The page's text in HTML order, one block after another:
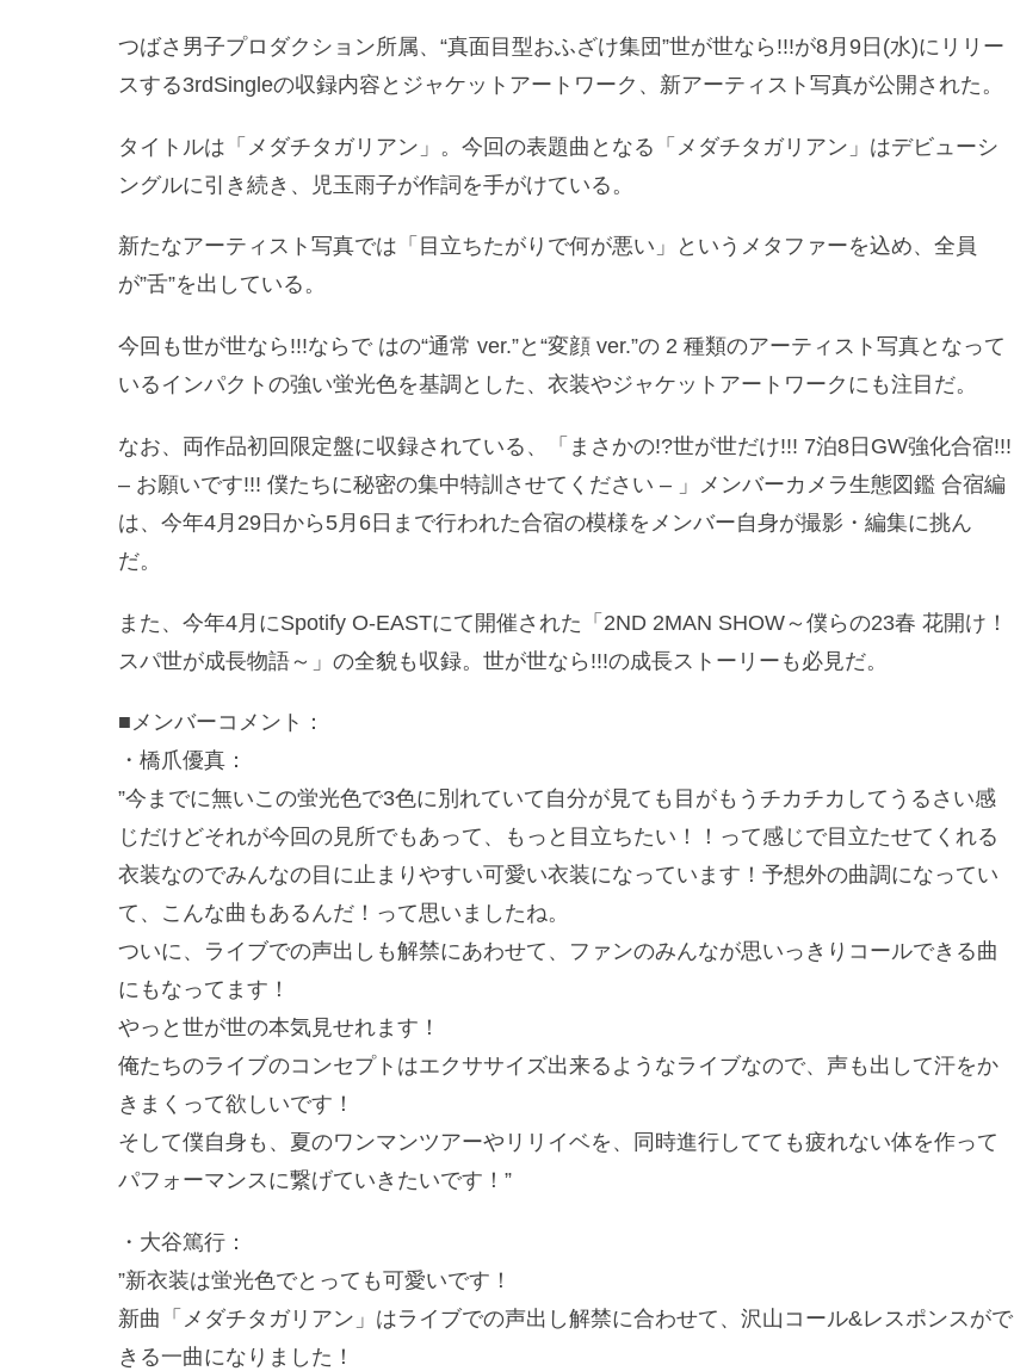
つばさ男子プロダクション所属、“真面目型おふざけ集団”世が世なら!!!が8月9日(水)にリリー
スする3rdSingleの収録内容とジャケットアートワーク、新アーティスト写真が公開された。
タイトルは「メダチタガリアン」。今回の表題曲となる「メダチタガリアン」はデビューシ
ングルに引き続き、児玉雨子が作詞を手がけている。
新たなアーティスト写真では「目立ちたがりで何が悪い」というメタファーを込め、全員
が”舌”を出している。
今回も世が世なら!!!ならで はの“通常 ver.”と“変顔 ver.”の 2 種類のアーティスト写真となって
いるインパクトの強い蛍光色を基調とした、衣装やジャケットアートワークにも注目だ。
なお、両作品初回限定盤に収録されている、「まさかの!?世が世だけ!!! 7泊8日GW強化合宿!!!
– お願いです!!! 僕たちに秘密の集中特訓させてください – 」メンバーカメラ生態図鑑 合宿編
は、今年4月29日から5月6日まで行われた合宿の模様をメンバー自身が撮影・編集に挑ん
だ。
また、今年4月にSpotify O-EASTにて開催された「2ND 2MAN SHOW～僕らの23春 花開け！
スパ世が成長物語～」の全貌も収録。世が世なら!!!の成長ストーリーも必見だ。
■メンバーコメント：
・橋爪優真：
”今までに無いこの蛍光色で3色に別れていて自分が見ても目がもうチカチカしてうるさい感
じだけどそれが今回の見所でもあって、もっと目立ちたい！！って感じで目立たせてくれる
衣装なのでみんなの目に止まりやすい可愛い衣装になっています！予想外の曲調になってい
て、こんな曲もあるんだ！って思いましたね。
ついに、ライブでの声出しも解禁にあわせて、ファンのみんなが思いっきりコールできる曲
にもなってます！
やっと世が世の本気見せれます！
俺たちのライブのコンセプトはエクササイズ出来るようなライブなので、声も出して汗をか
きまくって欲しいです！
そして僕自身も、夏のワンマンツアーやリリイベを、同時進行してても疲れない体を作って
パフォーマンスに繋げていきたいです！”
・大谷篤行：
”新衣装は蛍光色でとっても可愛いです！
新曲「メダチタガリアン」はライブでの声出し解禁に合わせて、沢山コール&レスポンスがで
きる一曲になりました！